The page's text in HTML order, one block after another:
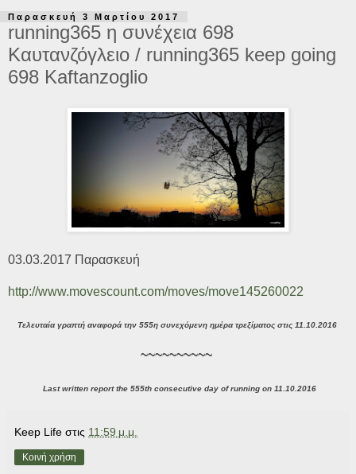
Παρασκευή 3 Μαρτίου 2017
running365 η συνέχεια 698
Καυτανζόγλειο / running365 keep going
698 Kaftanzoglio
03.03.2017 Παρασκευή
http://www.movescount.com/moves/move145260022
Τελευταία γραπτή αναφορά την 555η συνεχόμενη ημέρα τρεξίματος στις 11.10.2016
~~~~~~~~~~
Last written report the 555th consecutive day of running on 11.10.2016
Keep Life στις 11:59 μ.μ.
Κοινή χρήση